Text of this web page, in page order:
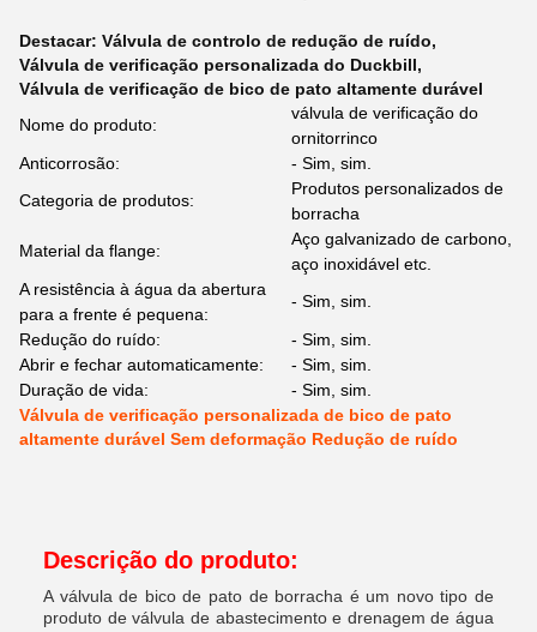
Destacar: Válvula de controlo de redução de ruído,
Válvula de verificação personalizada do Duckbill,
Válvula de verificação de bico de pato altamente durável
Nome do produto:
válvula de verificação do
ornitorrinco
Anticorrosão:
- Sim, sim.
Categoria de produtos:
Produtos personalizados de
borracha
Material da flange:
Aço galvanizado de carbono,
aço inoxidável etc.
A resistência à água da abertura
para a frente é pequena:
- Sim, sim.
Redução do ruído:
- Sim, sim.
Abrir e fechar automaticamente:
- Sim, sim.
Duração de vida:
- Sim, sim.
Válvula de verificação personalizada de bico de pato
altamente durável Sem deformação Redução de ruído
Descrição do produto:
A válvula de bico de pato de borracha é um novo tipo de
produto de válvula de abastecimento e drenagem de água